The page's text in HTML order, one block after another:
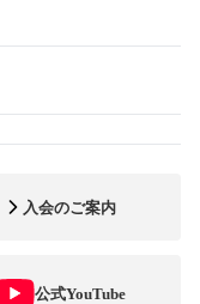
入会のご案内
公式YouTube
ざいまし
に行いま
2013年7月1日
た笑顔のフォ